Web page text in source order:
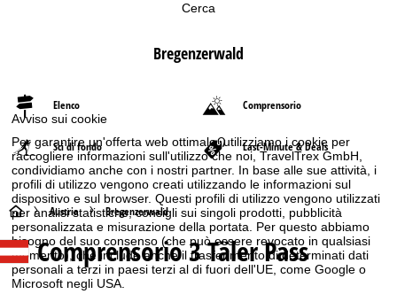
Avviso sui cookie
Per garantire un'offerta web ottimale, utilizziamo i cookie per
raccogliere informazioni sull'utilizzo che noi, TravelTrex GmbH,
condividiamo anche con i nostri partner. In base alle sue attività, i
profili di utilizzo vengono creati utilizzando le informazioni sul
dispositivo e sul browser. Questi profili di utilizzo vengono utilizzati
per analisi statistiche, consigli sui singoli prodotti, pubblicità
personalizzata e misurazione della portata. Per questo abbiamo
bisogno del suo consenso (che può essere revocato in qualsiasi
momento), che include anche il trasferimento di determinati dati
personali a terzi in paesi terzi al di fuori dell'UE, come Google o
Microsoft negli USA.
Cerca
Bregenzerwald
Elenco Comprensorio
Sci di fondo Last-Minute & Deals
H
o
m
Austria Bregenzerwald
Comprensorio 3 Täler Pass